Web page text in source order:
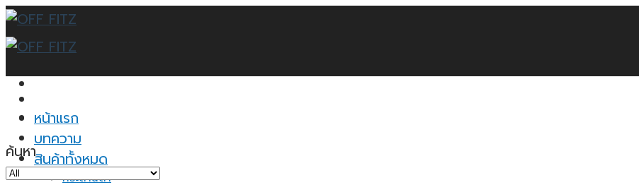
Skip
to
content
หน้าแรก
บทความ
สินค้าทั้งหมด
กระดานดำ
ค้นหา